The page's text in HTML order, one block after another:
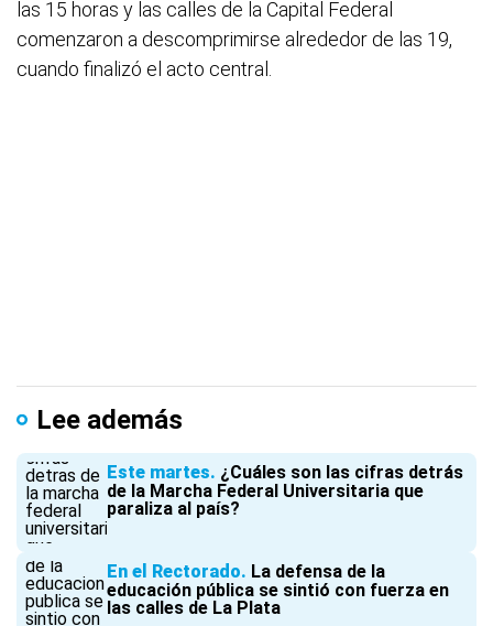
las 15 horas y las calles de la Capital Federal
comenzaron a descomprimirse alrededor de las 19,
cuando finalizó el acto central.
Lee además
Este martes ¿Cuáles son las cifras detrás
de la Marcha Federal Universitaria que
paraliza al país?
En el Rectorado La defensa de la
educación pública se sintió con fuerza en
las calles de La Plata